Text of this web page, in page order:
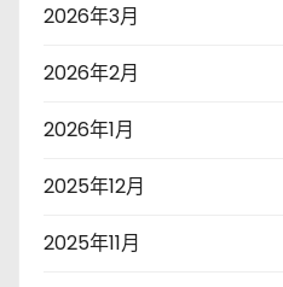
2026年3月
2026年2月
2026年1月
2025年12月
2025年11月